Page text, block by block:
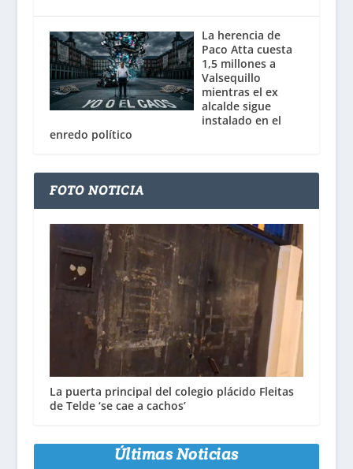
La herencia de
Paco Atta cuesta
1,5 millones a
Valsequillo
mientras el ex
alcalde sigue
instalado en el
enredo político
FOTO NOTICIA
La puerta principal del colegio plácido Fleitas
de Telde ‘se cae a cachos’
Últimas Noticias